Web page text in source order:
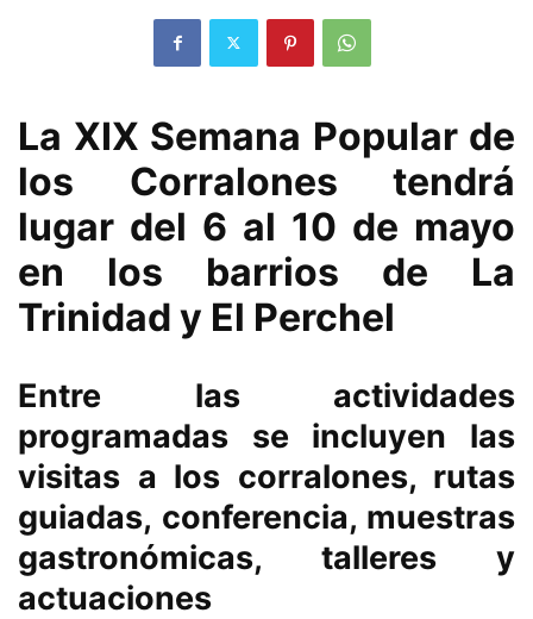
La XIX Semana Popular de
los Corralones tendrá
lugar del 6 al 10 de mayo
en los barrios de La
Trinidad y El Perchel
Entre las actividades
programadas se incluyen las
visitas a los corralones, rutas
guiadas, conferencia, muestras
gastronómicas, talleres y
actuaciones